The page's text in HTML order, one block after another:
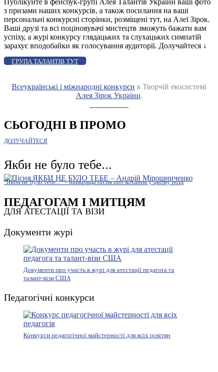
Публікуйте в фейсбук-групі Алея Талантів України ваші фото
з призами наших конкурсів, а також посилання на ваші
персональні конкурсні сторінки, розміщені тут, на Алеї Зірок.
Ваші друзі та всі поціновувачі мистецтв зможуть бажати вам
успіху, а журі конкурсу глядацьких та слухацьких симпатій
зарахує вподобайки як голосування аудиторії. Долучайтеся ↓
ГРУПА ТАЛАНТІВ ТУТ
Всеукраїнські і міжнародні конкурси в Творчій екосистемі
Алея Зірок України.
СЬОГОДНІ В ПРОМО
ДОЛУЧАЙТЕСЯ
Якби не було тебе...
"Якби не було тебе..." – найкраща пісня про кохання у цьому році
ПЕДАГОГАМ І МИТЦЯМ
ДЛЯ АТЕСТАЦІЇ ТА ВІЗИ
Документи журі
Документи про участь в журі для атестації педагога та
талант-візи США
Педагогічні конкурси
Конкурси педагогічної майстерності для всіх освітян